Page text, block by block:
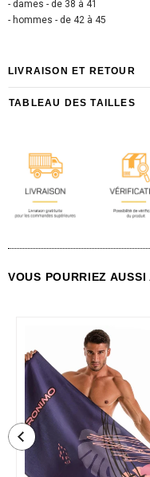
- dames - de 38 à 41
- hommes - de 42 à 45
LIVRAISON ET RETOUR
TABLEAU DES TAILLES
VOUS POURRIEZ AUSSI